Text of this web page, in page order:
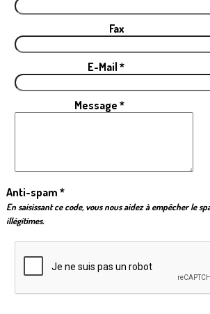
Fax
E-Mail *
Message *
Anti-spam *
En saisissant ce code, vous nous aidez à empêcher le
illégitimes.